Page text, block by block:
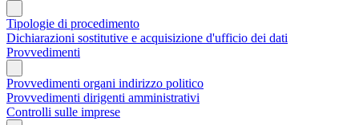
Tipologie di procedimento
Dichiarazioni sostitutive e acquisizione d'ufficio dei dati
Provvedimenti
Provvedimenti organi indirizzo politico
Provvedimenti dirigenti amministrativi
Controlli sulle imprese